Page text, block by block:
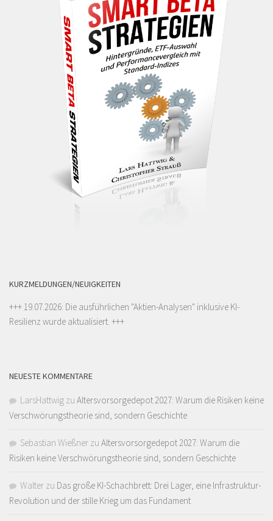
KURZMELDUNGEN/NEUIGKEITEN
+++ 19.07.2026: Die ausführlichen "Aktien-Analysen" inklusive KI-
Resilienz wurde aktualisiert. +++
NEUESTE KOMMENTARE
LarsHattwig zu Altersvorsorgedepot 2027: Warum die Risiken keine
Verschwörungstheorie sind, sondern Geschichte
Sebastian Wießner zu Altersvorsorgedepot 2027: Warum die
Risiken keine Verschwörungstheorie sind, sondern Geschichte
Walter zu Das große KI-Schachbrett: Drei Lager, eine Infrastruktur-
Revolution und der stille Krieg um das Fundament